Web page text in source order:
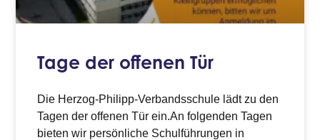
Tage der offenen Tür
Die Herzog-Philipp-Verbandsschule lädt zu den
Tagen der offenen Tür ein.An folgenden Tagen
bieten wir persönliche Schulführungen in